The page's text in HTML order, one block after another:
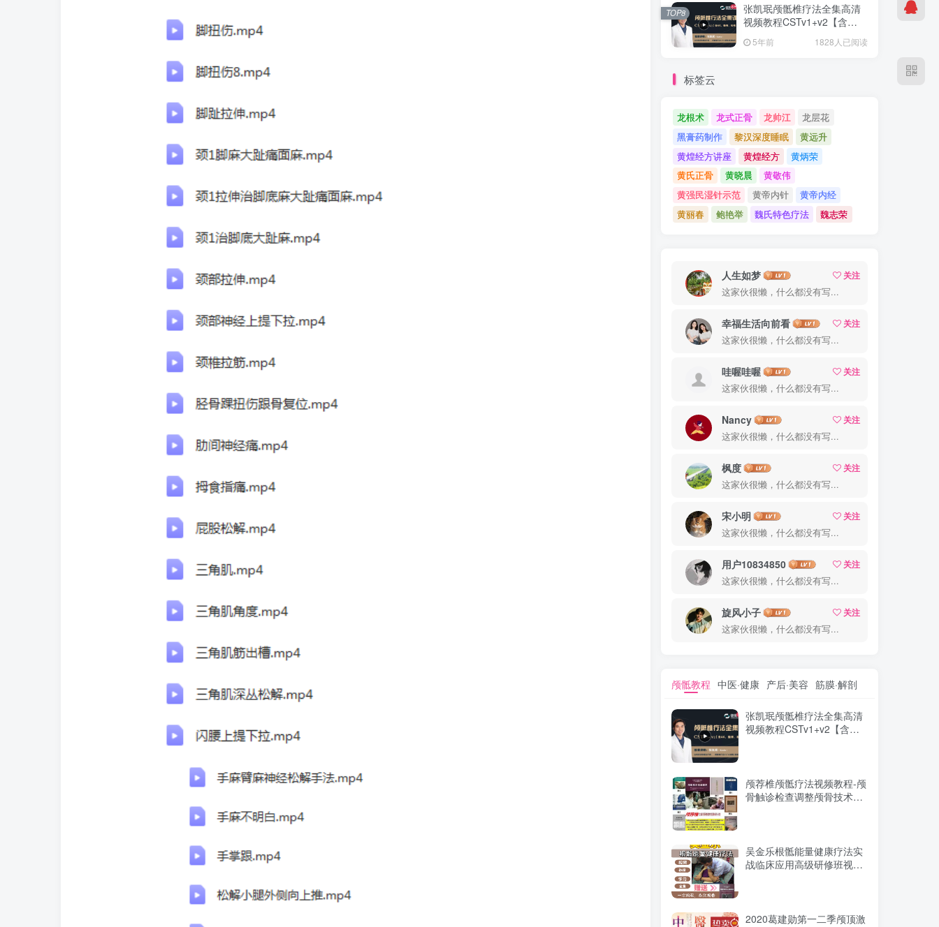
张凯珉颅骶椎疗法全集高清
视频教程CSTv1+v2【含
盘下载
5年前 1828人已阅读
TOP8
标签云
龙根术 龙式正骨 龙帅江
龙层花
黑膏药制作
黎汉深度睡眠
黄远升
黄煌经方讲座
黄煌经方
黄炳荣
黄氏正骨
黄晓晨
黄敬伟
黄强民湿针示范
黄帝内针
黄帝内经
黄丽春
鲍艳举 魏氏特色疗法 魏志荣
人生如梦
关注
这家伙很懒，什么都没有写...
幸福生活向前看
关注
这家伙很懒，什么都没有写...
哇喔哇喔
关注
这家伙很懒，什么都没有写...
Nancy
关注
这家伙很懒，什么都没有写...
枫度
关注
这家伙很懒，什么都没有写...
宋小明
关注
这家伙很懒，什么都没有写...
用户10834850
关注
这家伙很懒，什么都没有写...
旋风小子
关注
这家伙很懒，什么都没有写...
颅骶教程 中医·健康 产后·美容 筋膜·解剖
张凯珉颅骶椎疗法全集高清
视频教程CSTv1+v2【含
颅荐椎颅骶疗法视频教程-颅
骨触诊检查调整颅骨技术讲
吴金乐根骶能量健康疗法实
战临床应用高级研修班视频
2020葛建勋第一二季颅顶激